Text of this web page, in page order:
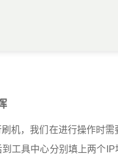
机，我们在进行操作时
工具中心分别填上两个